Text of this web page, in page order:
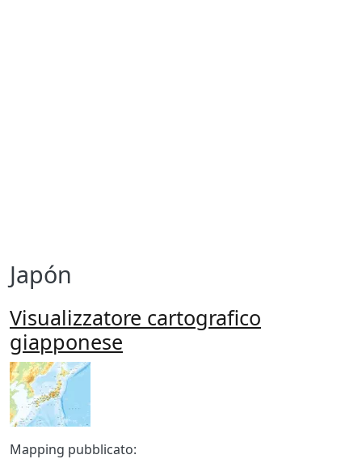
Japón
Visualizzatore cartografico
giapponese
Imagen
Body
Mapping pubblicato: